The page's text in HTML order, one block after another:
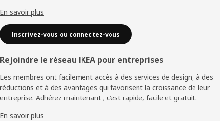
En savoir plus
Inscrivez-vous ou connectez-vous
Rejoindre le réseau IKEA pour entreprises
Les membres ont facilement accès à des services de design, à des
réductions et à des avantages qui favorisent la croissance de leur
entreprise. Adhérez maintenant ; c’est rapide, facile et gratuit.
En savoir plus